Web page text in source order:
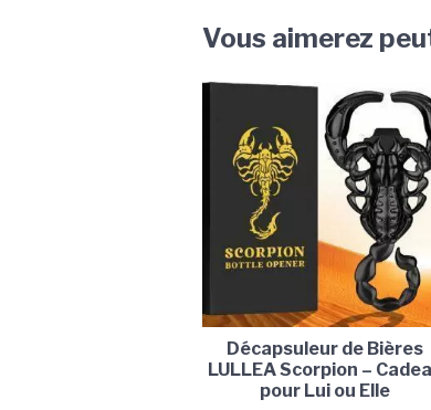
Vous aimerez
Décapsuleur de Bières
LULLEA Scorpion –
pour Lui ou Elle